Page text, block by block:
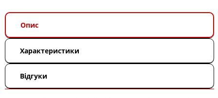
Опис
Характеристики
Відгуки